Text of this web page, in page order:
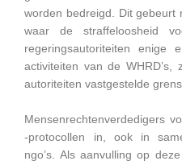
worden bedreigd. Dit gebeurt
waar de straffeloosheid
regeringsautoriteiten enige
activiteiten van de
autoriteiten vastgestelde
Mensenrechtenverdedigers
-protocollen in, ook in
ngo’s. Als aanvulling op